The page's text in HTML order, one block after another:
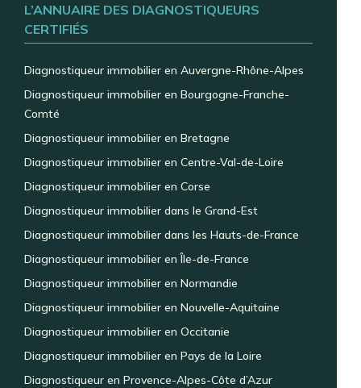
L’ANNUAIRE DES DIAGNOSTIQUEURS
CERTIFIÉS
Diagnostiqueur immobilier en Auvergne-Rhône-Alpes
Diagnostiqueur immobilier en Bourgogne-Franche-
Comté
Diagnostiqueur immobilier en Bretagne
Diagnostiqueur immobilier en Centre-Val-de-Loire
Diagnostiqueur immobilier en Corse
Diagnostiqueur immobilier dans le Grand-Est
Diagnostiqueur immobilier dans les Hauts-de-France
Diagnostiqueur immobilier en Île-de-France
Diagnostiqueur immobilier en Normandie
Diagnostiqueur immobilier en Nouvelle-Aquitaine
Diagnostiqueur immobilier en Occitanie
Diagnostiqueur immobilier en Pays de la Loire
Diagnostiqueur en Provence-Alpes-Côte d’Azur